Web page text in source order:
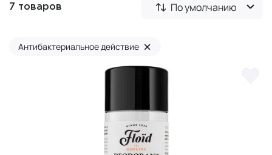
7 товаров По умолчанию
Антибактериальное действие ×